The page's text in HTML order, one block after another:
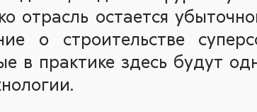
отрасль остается
о строительстве
в практике здесь будут